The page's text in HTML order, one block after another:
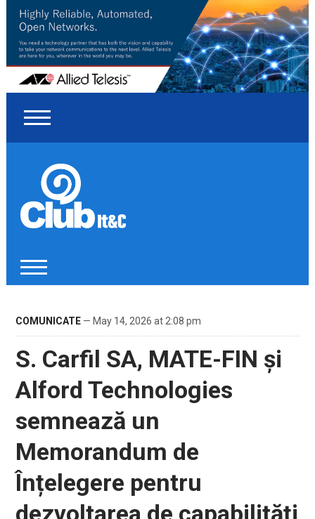
COMUNICATE— May 14, 2026 at 2:08 pm
S. Carfil SA, MATE-FIN și
Alford Technologies
semnează un
Memorandum de
Înțelegere pentru